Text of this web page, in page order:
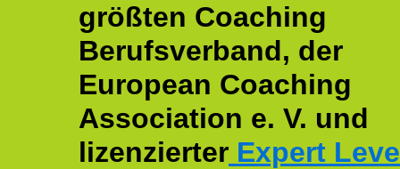
größten Coaching
Berufsverband, der
European Coaching
Association e. V. und
lizenzierter Expert